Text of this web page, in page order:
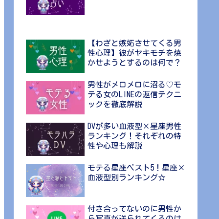
【わざと嫉妬させてくる男
性心理】彼がヤキモチを焼
かせようとするのは何で？
男性がメロメロに沼る♡モ
テる女のLINEの返信テクニ
ックを徹底解説
DVが多い血液型×星座男性
ランキング！それぞれの特
性や心理も解説
モテる星座ベスト5！星座×
血液型別ランキング☆
付き合ってないのに男性か